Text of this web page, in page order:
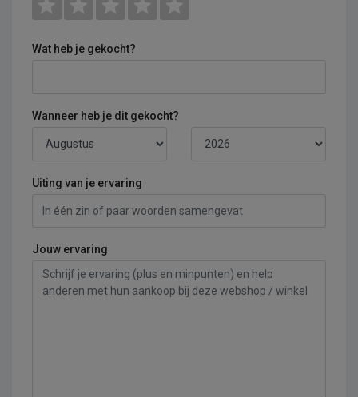
Wat heb je gekocht?
Wanneer heb je dit gekocht?
Uiting van je ervaring
Jouw ervaring